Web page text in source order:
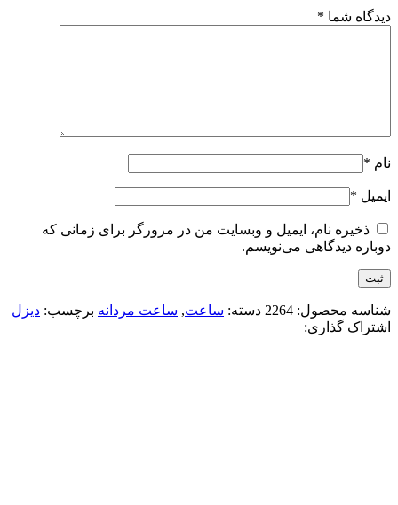
دیدگاه شما *
نام *
ایمیل *
ذخیره نام، ایمیل و وبسایت من در مرورگر برای زمانی که
دوباره دیدگاهی می‌نویسم.
شناسه محصول: 2264 دسته: ساعت, ساعت مردانه برچسب: دیزل
اشتراک گذاری: